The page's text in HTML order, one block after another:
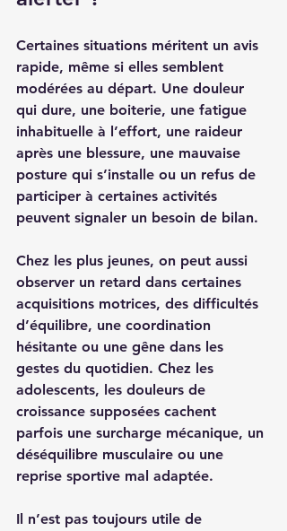
Certaines situations méritent un avis
rapide, même si elles semblent
modérées au départ. Une douleur
qui dure, une boiterie, une fatigue
inhabituelle à l’effort, une raideur
après une blessure, une mauvaise
posture qui s’installe ou un refus de
participer à certaines activités
peuvent signaler un besoin de bilan.
Chez les plus jeunes, on peut aussi
observer un retard dans certaines
acquisitions motrices, des difficultés
d’équilibre, une coordination
hésitante ou une gêne dans les
gestes du quotidien. Chez les
adolescents, les douleurs de
croissance supposées cachent
parfois une surcharge mécanique, un
déséquilibre musculaire ou une
reprise sportive mal adaptée.
Il n’est pas toujours utile de